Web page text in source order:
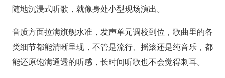
随地沉浸式听歌，就像身处小型现场演出。
音质方面拉满旗舰水准，发声单元调校到位，歌曲里的各
类细节都能清晰呈现，不管是流行、摇滚还是纯音乐，都
能还原饱满通透的听感，长时间听歌也不会觉得刺耳。